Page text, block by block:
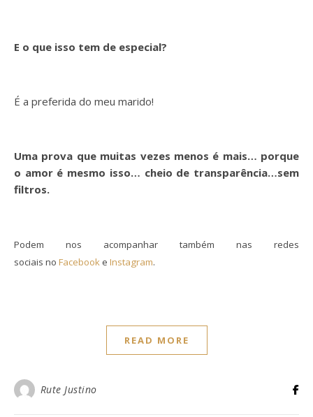
E o que isso tem de especial?
É a preferida do meu marido!
Uma prova que muitas vezes menos é mais… porque
o amor é mesmo isso… cheio de transparência…sem
filtros.
Podem nos acompanhar também nas redes
sociais no Facebooke Instagram.
READ MORE
Rute Justino